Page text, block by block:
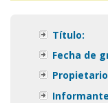
Título:
Fecha de